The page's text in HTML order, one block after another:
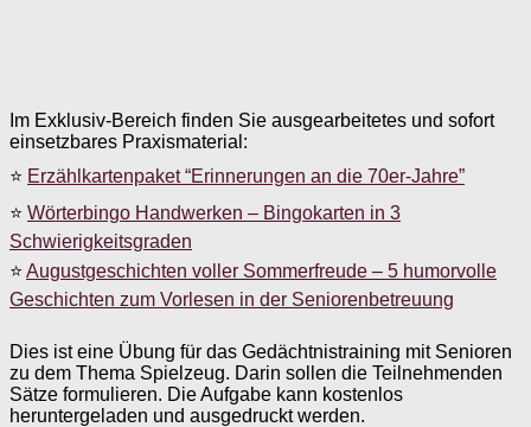
Im Exklusiv-Bereich finden Sie ausgearbeitetes und sofort
einsetzbares Praxismaterial:
⭐ Erzählkartenpaket “Erinnerungen an die 70er-Jahre”
⭐ Wörterbingo Handwerken – Bingokarten in 3
Schwierigkeitsgraden
⭐ Augustgeschichten voller Sommerfreude – 5 humorvolle
Geschichten zum Vorlesen in der Seniorenbetreuung
Dies ist eine Übung für das Gedächtnistraining mit Senioren
zu dem Thema Spielzeug. Darin sollen die Teilnehmenden
Sätze formulieren. Die Aufgabe kann kostenlos
heruntergeladen und ausgedruckt werden.